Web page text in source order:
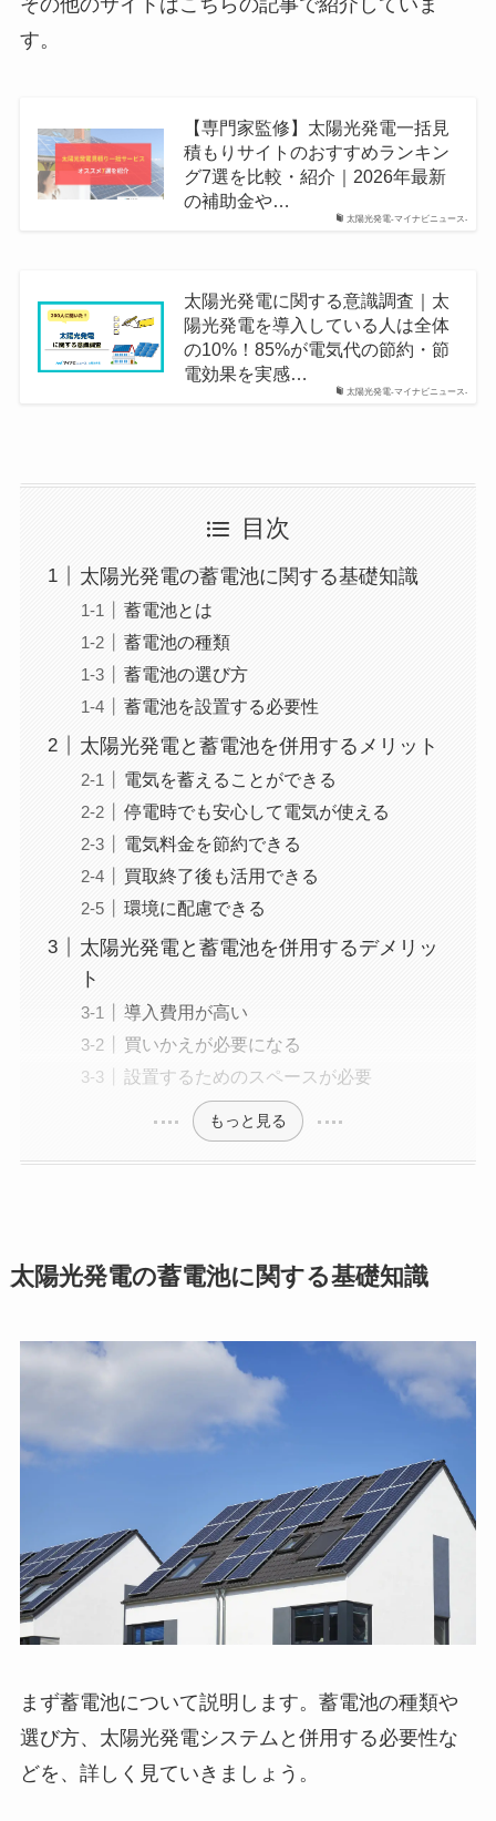
その他のサイトはこちらの記事で紹介していま
す。
太陽光発電-マイナビニュース-
【専門家監修】太陽光発電一括見
積もりサイトのおすすめランキン
グ7選を比較・紹介｜2026年最新
の補助金や…
太陽光発電-マイナビニュース-
太陽光発電に関する意識調査｜太
陽光発電を導入している人は全体
の10%！85%が電気代の節約・節
電効果を実感…
目次
太陽光発電の蓄電池に関する基礎知識
蓄電池とは
蓄電池の種類
蓄電池の選び方
蓄電池を設置する必要性
太陽光発電と蓄電池を併用するメリット
電気を蓄えることができる
停電時でも安心して電気が使える
電気料金を節約できる
買取終了後も活用できる
環境に配慮できる
太陽光発電と蓄電池を併用するデメリッ
ト
導入費用が高い
買いかえが必要になる
設置するためのスペースが必要
もっと見る
太陽光発電の蓄電池に関する基礎知識
まず蓄電池について説明します。蓄電池の種類や
選び方、太陽光発電システムと併用する必要性な
どを、詳しく見ていきましょう。